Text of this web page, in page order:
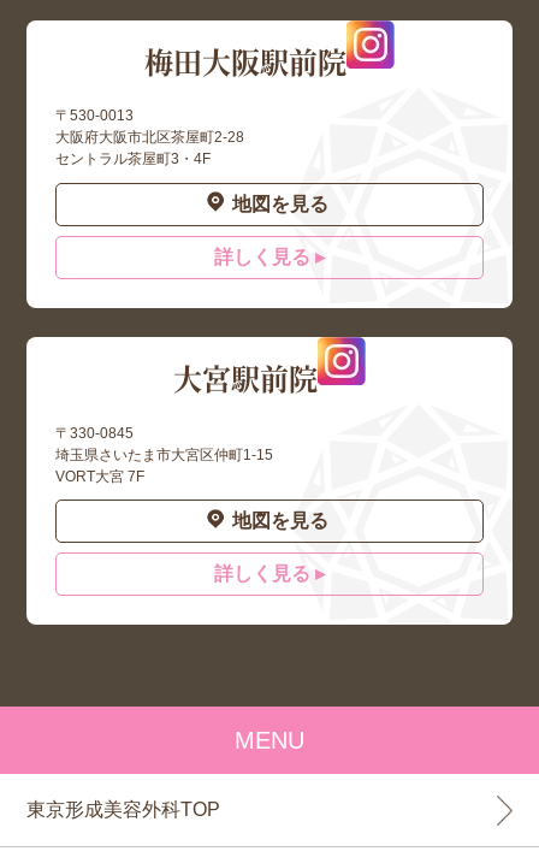
梅田大阪駅前院
〒530-0013
大阪府大阪市北区茶屋町2-28
セントラル茶屋町3・4F
地図を見る
詳しく見る ▸
大宮駅前院
〒330-0845
埼玉県さいたま市大宮区仲町1-15
VORT大宮 7F
地図を見る
詳しく見る ▸
MENU
東京形成美容外科TOP